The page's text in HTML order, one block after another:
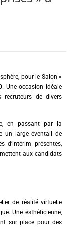
pour le Salon «
Une occasion idéale
recruteurs de divers
en passant par la
un large éventail de
d’intérim présentes,
aux candidats
de réalité virtuelle
Une esthéticienne,
sur place pour des